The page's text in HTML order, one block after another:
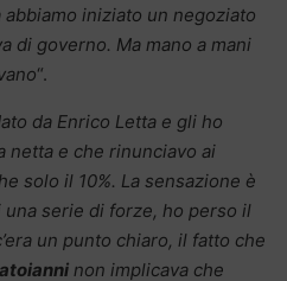
iniziato un negoziato
di governo. Ma mano a mani
“.
da Enrico Letta e gli ho
netta e che rinunciavo ai
solo il 10%. La sensazione è
una serie di forze, ho perso il
un punto chiaro, il fatto che
non implicava che